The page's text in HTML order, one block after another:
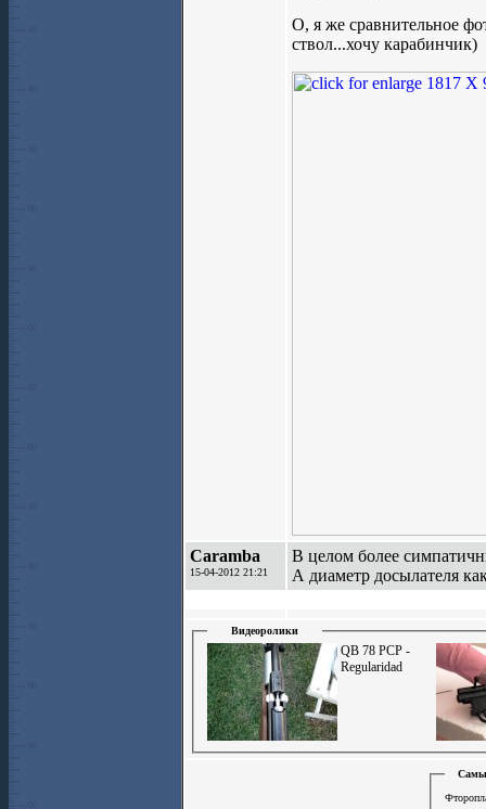
О, я же сравнительное
ствол...хочу карабинчик)
Caramba
15-04-2012 21:21
В целом более
А диаметр досылателя
Видеоролики
QB 78 PCP -
Regularidad